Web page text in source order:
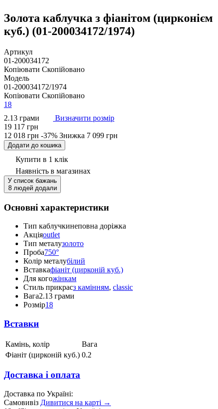
Золота каблучка з фіанітом (цирконієм
куб.) (01-200034172/1974)
Артикул
01-200034172
Копіювати Скопійовано
Модель
01-200034172/1974
Копіювати Скопійовано
18
2.13 грами
Визначити розмір
19 117 грн
12 018 грн -37% Знижка 7 099 грн
Додати до кошика
Купити в 1 клік
Наявність в магазинах
У список бажань
8 людей додали
Основні характеристики
Тип каблучкинеповна доріжка
Акціяoutlet
Тип металузолото
Проба750°
Колір металубілий
Вставкафіаніт (цирконій куб.)
Для когожінкам
Стиль прикрасз камінням, classic
Вага2.13 грами
Розмір18
Вставки
Камінь, колір
Вага
Фіаніт (цирконій куб.) 0.2
Доставка і оплата
Доставка по Україні:
Самовивіз Дивитися на карті →